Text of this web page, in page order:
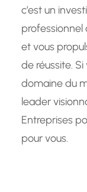
c’est un
et vous
de réussite.
domaine du
leader
Entreprises
pour vous.